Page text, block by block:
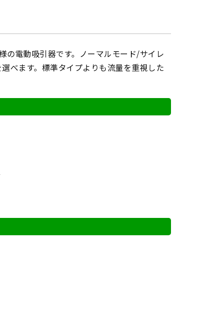
の電動吸引器です。ノーマルモード/サイレ
べます。標準タイプよりも流量を重視した